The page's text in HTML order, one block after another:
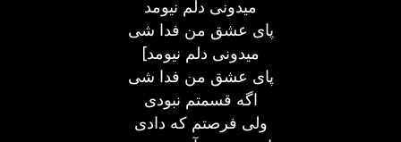
میدونی دلم نیومد
پای عشق من فدا شی
[میدونی دلم نیومد
پای عشق من فدا شی
اگه قسمتم نبودی
ولی فرصتم که دادی